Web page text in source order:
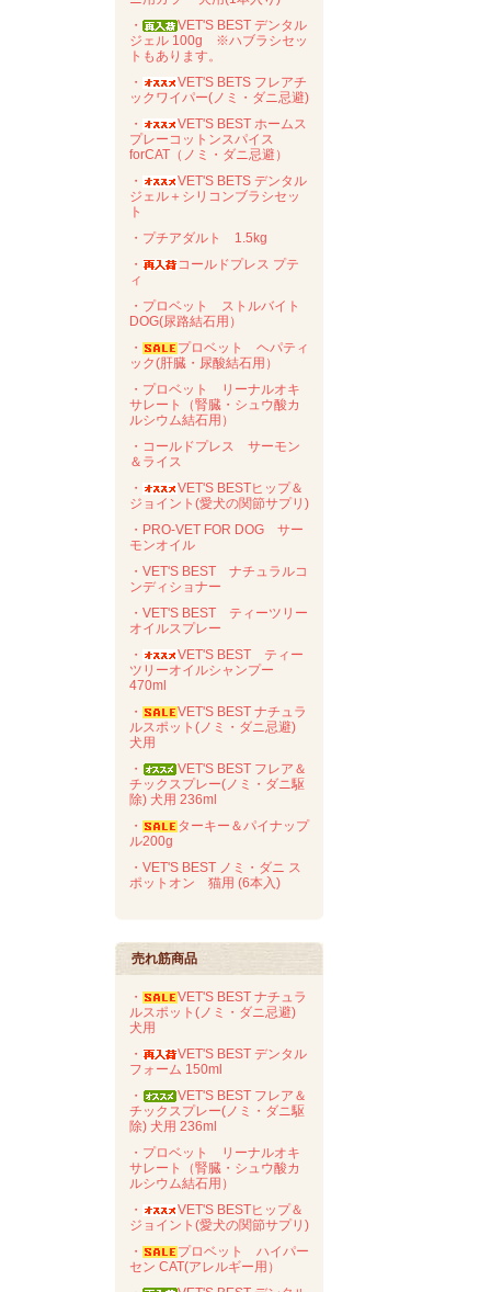
・
VET'S BEST デンタル
ジェル 100g ※ハブラシセッ
トもあります。
・
VET'S BETS フレアチ
ックワイパー(ノミ・ダニ忌避)
・
VET'S BEST ホームス
プレーコットンスパイス
forCAT（ノミ・ダニ忌避）
・
VET'S BETS デンタル
ジェル＋シリコンブラシセッ
ト
・プチアダルト 1.5kg
・
コールドプレス プテ
ィ
・プロベット ストルバイト
DOG(尿路結石用）
・
プロベット ヘパティ
ック(肝臓・尿酸結石用）
・プロベット リーナルオキ
サレート（腎臓・シュウ酸カ
ルシウム結石用）
・コールドプレス サーモン
＆ライス
・
VET'S BESTヒップ＆
ジョイント(愛犬の関節サプリ)
・PRO-VET FOR DOG サー
モンオイル
・VET'S BEST ナチュラルコ
ンディショナー
・VET'S BEST ティーツリー
オイルスプレー
・
VET'S BEST ティー
ツリーオイルシャンプー
470ml
・
VET'S BEST ナチュラ
ルスポット(ノミ・ダニ忌避)
犬用
・
VET'S BEST フレア＆
チックスプレー(ノミ・ダニ駆
除) 犬用 236ml
・
ターキー＆パイナップ
ル200g
・VET'S BEST ノミ・ダニ ス
ポットオン 猫用 (6本入)
売れ筋商品
・
VET'S BEST ナチュラ
ルスポット(ノミ・ダニ忌避)
犬用
・
VET'S BEST デンタル
フォーム 150ml
・
VET'S BEST フレア＆
チックスプレー(ノミ・ダニ駆
除) 犬用 236ml
・プロベット リーナルオキ
サレート（腎臓・シュウ酸カ
ルシウム結石用）
・
VET'S BESTヒップ＆
ジョイント(愛犬の関節サプリ)
・
プロベット ハイパー
セン CAT(アレルギー用）